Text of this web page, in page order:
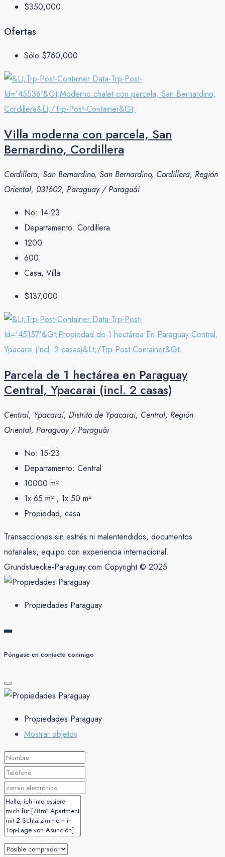
$350,000
Ofertas
Sólo $760,000
Villa moderna con parcela, San
Bernardino, Cordillera
Cordillera, San Bernardino, San Bernardino, Cordillera, Región
Oriental, 031602, Paraguay / Paraguái
No: 14-23
Departamento: Cordillera
1200
600
Casa, Villa
$137,000
Parcela de 1 hectárea en Paraguay
Central, Ypacarai (incl. 2 casas)
Central, Ypacaraí, Distrito de Ypacarai, Central, Región
Oriental, Paraguay / Paraguái
No: 15-23
Departamento: Central
10000 m²
1x 65 m² , 1x 50 m²
Propiedad, casa
Transacciones sin estrés ni malentendidos, documentos
notariales, equipo con experiencia internacional.
Grundstuecke-Paraguay.com Copyright © 2025
Propiedades Paraguay
Póngase en contacto conmigo
Propiedades Paraguay
Mostrar objetos